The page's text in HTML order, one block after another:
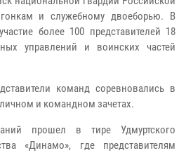
и служебному двоеборью. В
более 100 представителей 18
управлений и воинских частей
команд соревновались в
и командном зачетах.
прошел в тире Удмуртского
«Динамо», где представителям